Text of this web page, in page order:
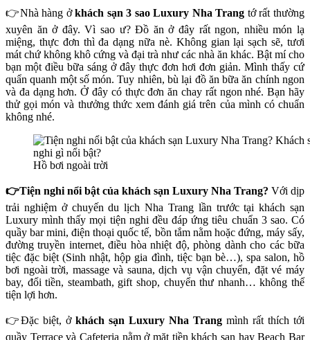
👉Nhà hàng ởkhách sạn 3 sao Luxury Nha Trang tớ rất thường
xuyên ăn ở đây. Vì sao ư? Đồ ăn ở đây rất ngon, nhiều món lạ
miệng, thực đơn thì đa dạng nữa nè. Không gian lại sạch sẽ, tươi
mát chứ không khô cứng và đại trà như các nhà ăn khác. Bật mí cho
bạn một điều bữa sáng ở đây thực đơn hơi đơn giản. Mình thấy cứ
quẩn quanh một số món. Tuy nhiên, bù lại đồ ăn bữa ăn chính ngon
và đa dạng hơn. Ở đây có thực đơn ăn chay rất ngon nhé. Bạn hãy
thử gọi món và thưởng thức xem đánh giá trên của mình có chuẩn
không nhé.
Hồ bơi ngoài trời
👉Tiện nghi nổi bật của khách sạn Luxury Nha Trang? Với dịp
trải nghiệm ở chuyến du lịch Nha Trang lần trước tại khách sạn
Luxury mình thấy mọi tiện nghi đều đáp ứng tiêu chuẩn 3 sao. Có
quầy bar mini, điện thoại quốc tế, bồn tắm nằm hoặc đứng, máy sấy,
đường truyền internet, điều hòa nhiệt độ, phòng dành cho các bữa
tiệc đặc biệt (Sinh nhật, hộp gia đình, tiệc bạn bè…), spa salon, hồ
bơi ngoài trời, massage và sauna, dịch vụ vận chuyển, đặt vé máy
bay, đổi tiền, steambath, gift shop, chuyển thư nhanh… không thể
tiện lợi hơn.
👉Đặc biệt, ở khách sạn Luxury Nha Trang mình rất thích tới
quầy Terrace và Cafeteria nằm ở mặt tiền khách sạn hay Beach Bar